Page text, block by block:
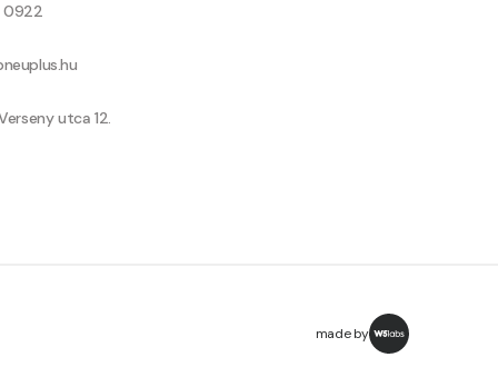
0922
utca 12.
made by